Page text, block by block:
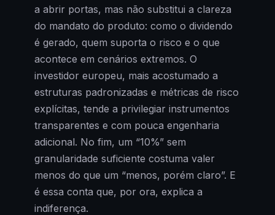
a abrir portas, mas não substitui a clareza
do mandato do produto: como o dividendo
é gerado, quem suporta o risco e o que
acontece em cenários extremos. O
investidor europeu, mais acostumado a
estruturas padronizadas e métricas de risco
explícitas, tende a privilegiar instrumentos
transparentes e com pouca engenharia
adicional. No fim, um “10%” sem
granularidade suficiente costuma valer
menos do que um “menos, porém claro”. E
é essa conta que, por ora, explica a
indiferença.